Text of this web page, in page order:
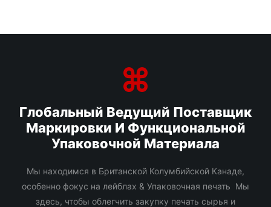
Глобальный Ведущий Поставщик
Маркировки И Функциональной
Упаковочной Материала
Мы находимся в Британской Колумбийской Канаде,
особенно фокус на лейблах & Упаковочная печать Мы
здесь, чтобы облегчить закупку печать сырья и